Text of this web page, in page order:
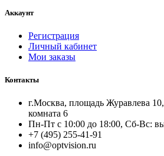
Аккаунт
Регистрация
Личный кабинет
Мои заказы
Контакты
г.Москва, площадь Журавлева
комната 6
Пн-Пт с 10:00 до 18:00, Сб-Вс:
+7 (495) 255-41-91
info@optvision.ru